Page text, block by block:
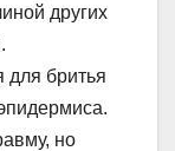
других
для бритья
но